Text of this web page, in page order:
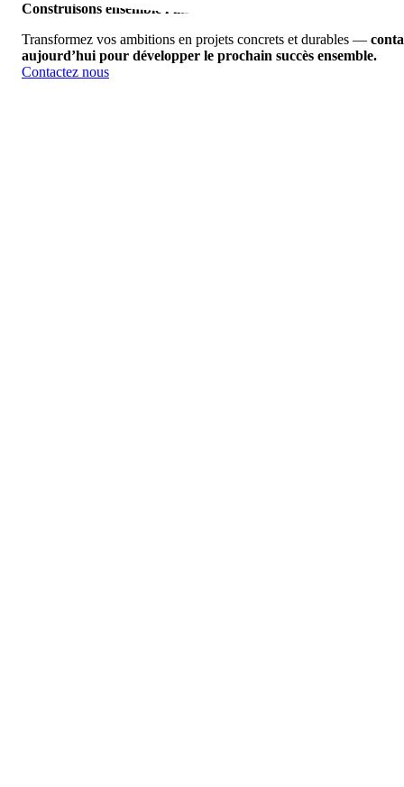
Construisons ensemble l’immobilier de demain.
Transformez vos ambitions en projets concrets et durables —
aujourd’hui pour développer le prochain succès ensemble.
Contactez nous